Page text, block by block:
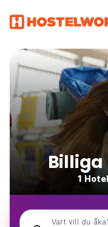
Billiga
1
Vart vill du